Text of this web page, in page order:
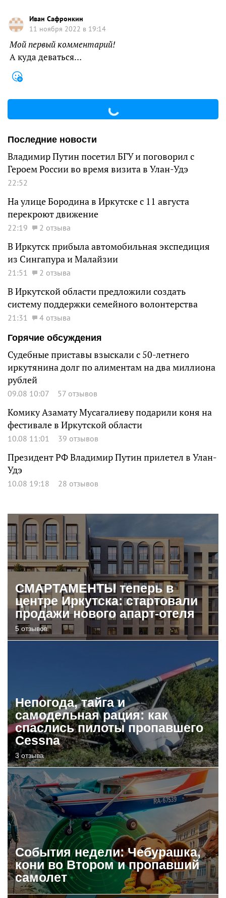
Иван Сафронкин
11 ноября 2022 в 19:14
Мой первый комментарий!
А куда деваться…
Последние новости
Владимир Путин посетил БГУ и поговорил с
Героем России во время визита в Улан-Удэ
22:52
На улице Бородина в Иркутске с 11 августа
перекроют движение
22:19 2 отзыва
В Иркутск прибыла автомобильная экспедиция
из Сингапура и Малайзии
21:51 2 отзыва
В Иркутской области предложили создать
систему поддержки семейного волонтерства
21:31
4 отзыва
Горячие обсуждения
Судебные приставы взыскали с 50-летнего
иркутянина долг по алиментам на два миллиона
рублей
09.08 10:07 57 отзывов
Комику Азамату Мусагалиеву подарили коня на
фестивале в Иркутской области
10.08 11:01 39 отзывов
Президент РФ Владимир Путин прилетел в Улан-
Удэ
10.08 19:18 28 отзывов
СМАРТАМЕНТЫ теперь в
центре Иркутска: стартовали
продажи нового апарт-отеля
5 отзывов
Непогода, тайга и
самодельная рация: как
спаслись пилоты пропавшего
Cessna
3 отзыва
События недели: Чебурашка,
кони во Втором и пропавший
самолет